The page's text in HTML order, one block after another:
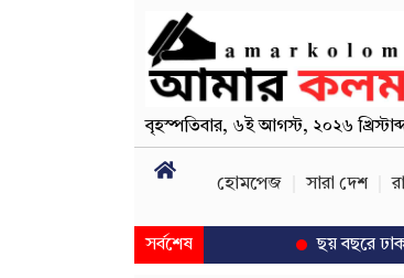
বৃহস্পতিবার, ৬ই আগস্ট, ২০২৬
হোমপেজ সারা দেশ
সর্বশেষ ছয় বছরে ঢাকায় সড়ক